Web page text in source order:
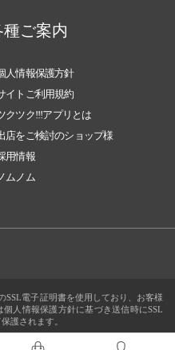
ご案内
人情報保護方針
イトご利用規約
クツク!!!アプリとは
店をご検討のショップ様
用情報
ムノム
SSL電子証明書を使用しており、お客様
人情報保護方針に基づき送信時にSSL
護されます。